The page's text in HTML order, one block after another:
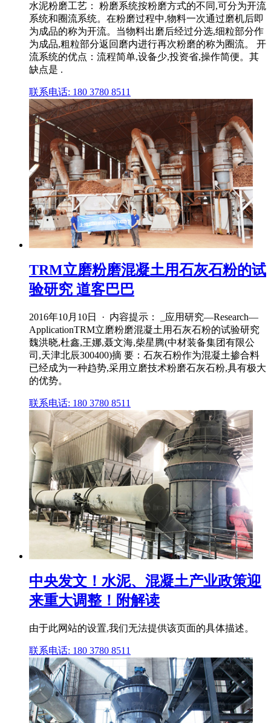
水泥粉磨工艺： 粉磨系统按粉磨方式的不同,可分为开流
系统和圈流系统。在粉磨过程中,物料一次通过磨机后即
为成品的称为开流。当物料出磨后经过分选,细粒部分作
为成品,粗粒部分返回磨内进行再次粉磨的称为圈流。 开
流系统的优点：流程简单,设备少,投资省,操作简便。其
缺点是 .
联系电话: 180 3780 8511
TRM立磨粉磨混凝土用石灰石粉的试
验研究 道客巴巴
2016年10月10日 · 内容提示： _应用研究—Research—
ApplicationTRM立磨粉磨混凝土用石灰石粉的试验研究
魏洪晓,杜鑫,王娜,聂文海,柴星腾(中材装备集团有限公
司,天津北辰300400)摘 要：石灰石粉作为混凝土掺合料
已经成为一种趋势,采用立磨技术粉磨石灰石粉,具有极大
的优势。
联系电话: 180 3780 8511
中央发文！水泥、混凝土产业政策迎
来重大调整！附解读
由于此网站的设置,我们无法提供该页面的具体描述。
联系电话: 180 3780 8511